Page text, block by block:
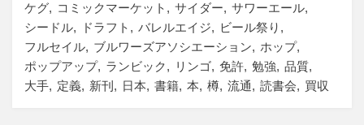
ケグ
コミックマーケット サイダー
サワーエール
シードル
ドラフト バレルエイジ
ビール祭り
フルセイル
ブルワーズアソシエーション
ホップ
ポップアップ
ランビック リンゴ 免許 勉強
品質
大手
定義 新刊 日本 書籍 本 樽 流通 読書会 買収